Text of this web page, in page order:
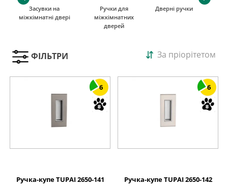
Засувки на
міжкімнатні двері
Ручки для
міжкімнатних
дверей
Дверні ручки
ФІЛЬТРИ За пріорітетом
6
Ручка-купе TUPAI 2650-141
6
Ручка-купе TUPAI 2650-142